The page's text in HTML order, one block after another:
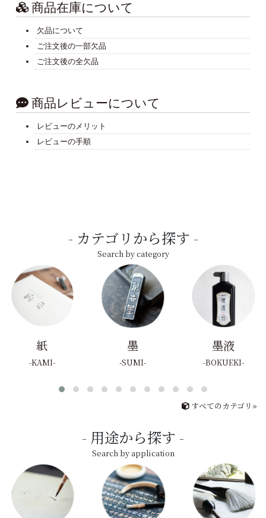
商品在庫について
欠品について
ご注文後の一部欠品
ご注文後の全欠品
商品レビューについて
レビューのメリット
レビューの手順
カテゴリから探す
Search by category
紙
KAMI
墨
SUMI
墨液
BOKUEKI
すべてのカテゴリ»
用途から探す
Search by application